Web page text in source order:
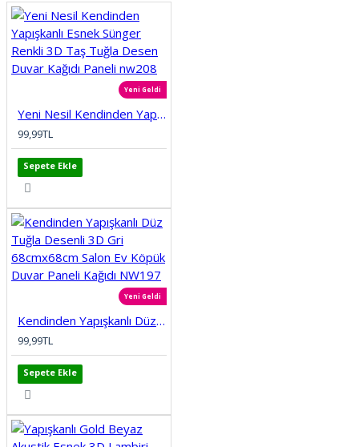
Yeni Geldi
Yeni Nesil Kendinden Yapışkanlı Esnek Sünger Renkli 3D Taş Tuğla Desen Duvar Kağıdı Paneli nw208
99,99TL
Sepete Ekle
Yeni Geldi
Kendinden Yapışkanlı Düz Tuğla Desenli 3D Gri 68cmx68cm Salon Ev Köpük Duvar Paneli Kağıdı NW197
99,99TL
Sepete Ekle